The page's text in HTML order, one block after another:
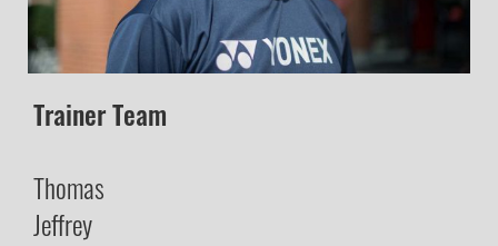
Trainer Team
Thomas
Jeffrey